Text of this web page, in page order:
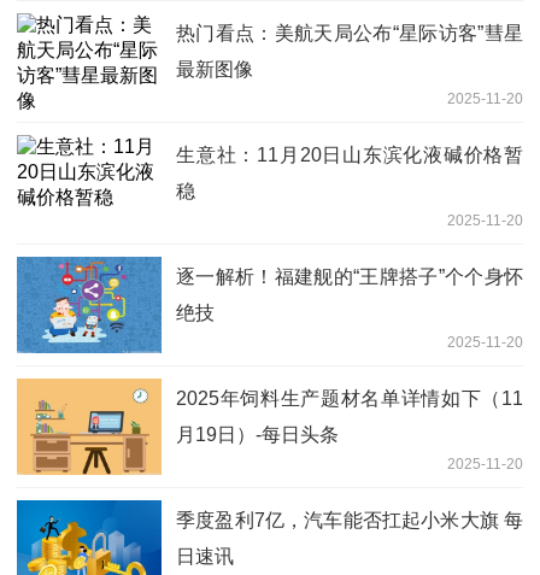
热门看点：美航天局公布“星际访客”彗星
最新图像
2025-11-20
生意社：11月20日山东滨化液碱价格暂
稳
2025-11-20
逐一解析！福建舰的“王牌搭子”个个身怀
绝技
2025-11-20
2025年饲料生产题材名单详情如下（11
月19日）-每日头条
2025-11-20
季度盈利7亿，汽车能否扛起小米大旗 每
日速讯